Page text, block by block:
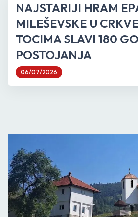
NAJSTARIJI HRAM
MILEŠEVSKE U
TOCIMA SLAVI 180
POSTOJANJA
06/07/2026